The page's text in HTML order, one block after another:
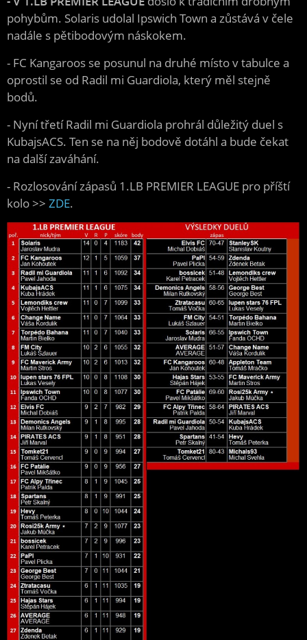
pohybům. Solaris udolal Ipswich Town a zůstává v čele
nadále s pětibodovým náskokem.
- FC Kangaroos se posunul na druhé místo v tabulce a
oprostil se od Radil mi Guardiola, který měl stejně
bodů.
- Nyní třetí Radil mi Guardiola prohrál důležitý duel s
KubajsACS. Ten se na něj bodově dotáhl a bude čekat
na další zaváhání.
- Rozlosování zápasů 1.LB PREMIER LEAGUE pro příští
kolo >> ZDE.